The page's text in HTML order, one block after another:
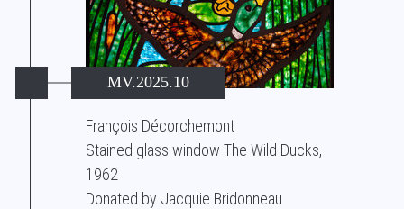
MV.2025.10
François Décorchemont
Stained glass window The Wild Ducks,
1962
Donated by Jacquie Bridonneau